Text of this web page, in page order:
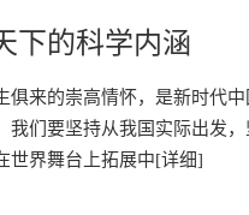
下的科学内涵
俱来的崇高情怀，是新时代
我们要坚持从我国实际出发
世界舞台上拓展中[详细]